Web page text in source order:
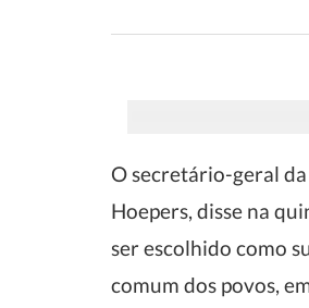
O secretário-geral da
Hoepers, disse na
ser escolhido como
comum dos povos,